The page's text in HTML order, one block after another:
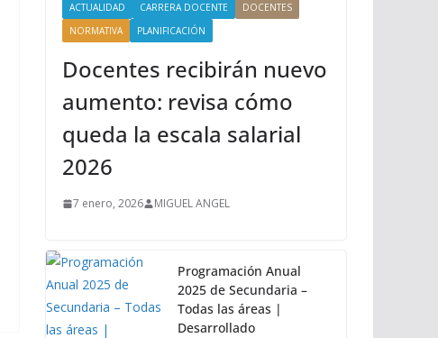
ACTUALIDAD CARRERA DOCENTE
DOCENTES
NORMATIVA
PLANIFICACIÓN
Docentes recibirán nuevo
aumento: revisa cómo
queda la escala salarial
2026
7 enero, 2026 MIGUEL ANGEL
Programación Anual
2025 de Secundaria –
Todas las áreas |
Desarrollado